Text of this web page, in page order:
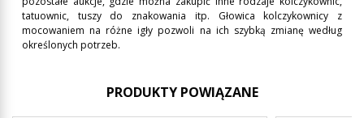
tatuownic, tuszy do znakowania itp. Głowica kolczykownicy z
mocowaniem na różne igły pozwoli na ich szybką zmianę według
określonych potrzeb.
PRODUKTY POWIĄZANE